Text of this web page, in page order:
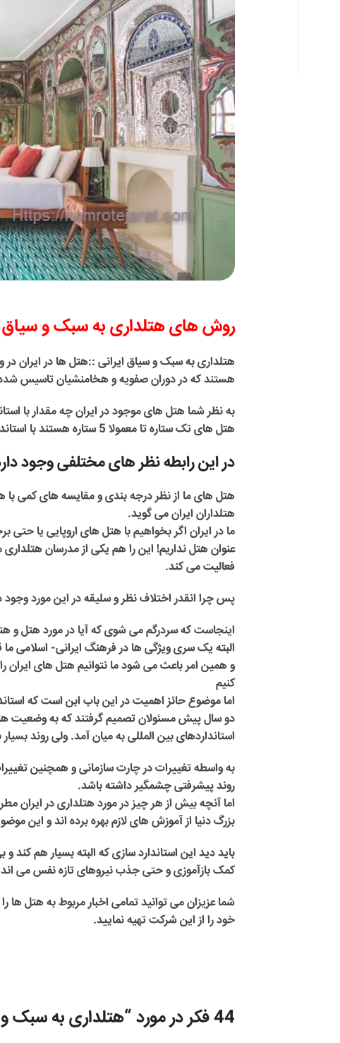
روش های هتلداری به سبک و سیاق
هتلداری به سبک و سیاق ایرانی ::هتل ها در ایران
هستند که در دوران صفویه و هخامنشیان تاسیس شده
به نظر شما هتل های موجود در ایران چه مقدار با
هتل های تک ستاره تا معمولا 5 ستاره هستند با استاندار های موجود در ایران چقدر هم خوانی دارد؟
در این رابطه نظر های مختلفی وجود
هتل های ما از نظر درجه بندی و مقایسه های کمی با
هتلداران ایران می گوید.
ما در ایران اگر بخواهیم با هتل های اروپایی یا
عنوان هتل نداریم! این را هم یکی از مدرسان
فعالیت می کند.
پس چرا انقدر اختلاف نظر و سلیقه در این مورد وجود
اینجاست که سردرگم می شوی که آیا در مورد هتل و
البته یک سری ویژگی ها در فرهنگ ایرانی- اسلامی
و همین امر باعث می شود ما نتوانیم هتل های
کنیم
اما موضوع حائز اهمیت در این باب ابن است که
دو سال پیش مسئولان تصمیم گرفتند که به وضعیت
استانداردهای بین المللی به میان آمد. ولی روند
به واسطه تغییرات در چارت سازمانی و همچنین
روند پیشرفتی چشمگیر داشته باشد.
اما آنچه بیش از هر چیز در مورد هتلداری در
بزرگ دنیا از آموزش های لازم بهره برده اند و این
باید دید این استاندارد سازی که البته بسیار هم کند
کمک بازآموزی و حتی جذب نیروهای تازه نفس می
شما عزیزان می توانید تمامی اخبار مربوط به هتل ها را
خود را از این شرکت تهیه نمایید.
44 فکر در مورد “ هتلداری به سبک و